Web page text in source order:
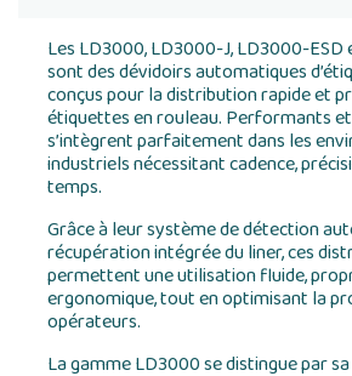
Les LD3000, LD3000-J, LD3000-
sont des dévidoirs automatiques
conçus pour la distribution rapide et
étiquettes en rouleau. Performants
s’intègrent parfaitement dans les
industriels nécessitant cadence,
temps.
Grâce à leur système de détection
récupération intégrée du liner, ces
permettent une utilisation fluide,
ergonomique, tout en optimisant la
opérateurs.
La gamme LD3000 se distingue par